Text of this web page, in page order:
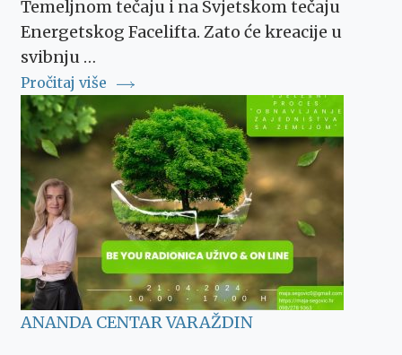
Temeljnom tečaju i na Svjetskom tečaju
Energetskog Facelifta. Zato će kreacije u
svibnju …
Pročitaj više
ANANDA CENTAR VARAŽDIN